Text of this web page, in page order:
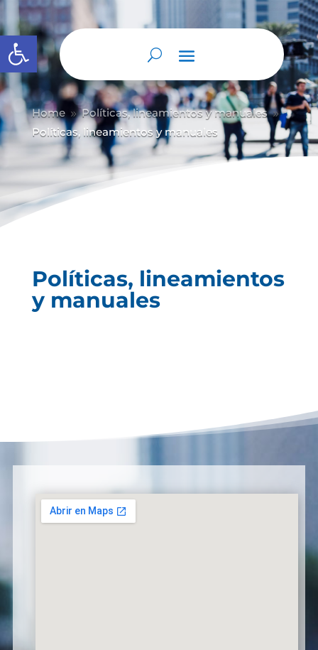
Abrir barra de herramientas
Home 9 Políticas, lineamientos y manuales 9
Políticas, lineamientos y manuales
Políticas, lineamientos
y manuales